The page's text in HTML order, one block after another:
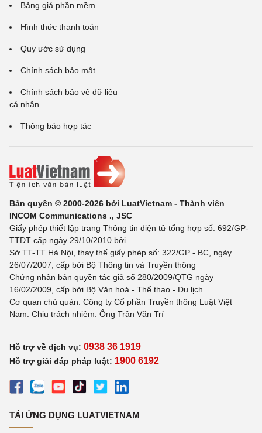
Bảng giá phần mềm
Hình thức thanh toán
Quy ước sử dụng
Chính sách bảo mật
Chính sách bảo vệ dữ liệu
cá nhân
Thông báo hợp tác
Bản quyền © 2000-2026 bởi LuatVietnam - Thành viên
INCOM Communications ., JSC
Giấy phép thiết lập trang Thông tin điện tử tổng hợp số: 692/GP-
TTĐT cấp ngày 29/10/2010 bởi
Sở TT-TT Hà Nội, thay thế giấy phép số: 322/GP - BC, ngày
26/07/2007, cấp bởi Bộ Thông tin và Truyền thông
Chứng nhận bản quyền tác giả số 280/2009/QTG ngày
16/02/2009, cấp bởi Bộ Văn hoá - Thể thao - Du lịch
Cơ quan chủ quản: Công ty Cổ phần Truyền thông Luật Việt
Nam. Chịu trách nhiệm: Ông Trần Văn Trí
Hỗ trợ về dịch vụ: 0938 36 1919
Hỗ trợ giải đáp pháp luật: 1900 6192
TẢI ỨNG DỤNG LUATVIETNAM